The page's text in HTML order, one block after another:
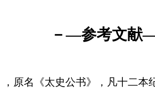
－—参考文献
，原名《太史公书》，凡十二本